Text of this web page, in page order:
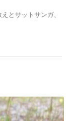
とサットサンガ、